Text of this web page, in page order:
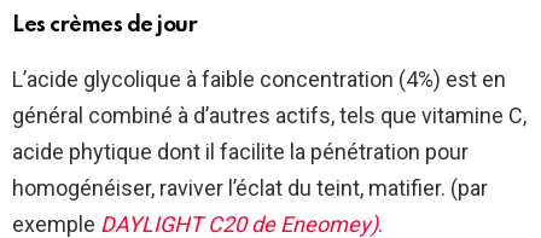
Les crèmes de jour
L’acide glycolique à faible concentration (4%) est en
général combiné à d’autres actifs, tels que vitamine C,
acide phytique dont il facilite la pénétration pour
homogénéiser, raviver l’éclat du teint, matifier. (par
exemple DAYLIGHT C20de Eneomey).